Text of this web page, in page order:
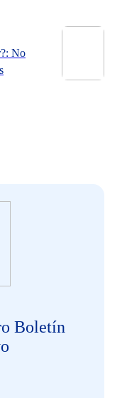
No
Boletín